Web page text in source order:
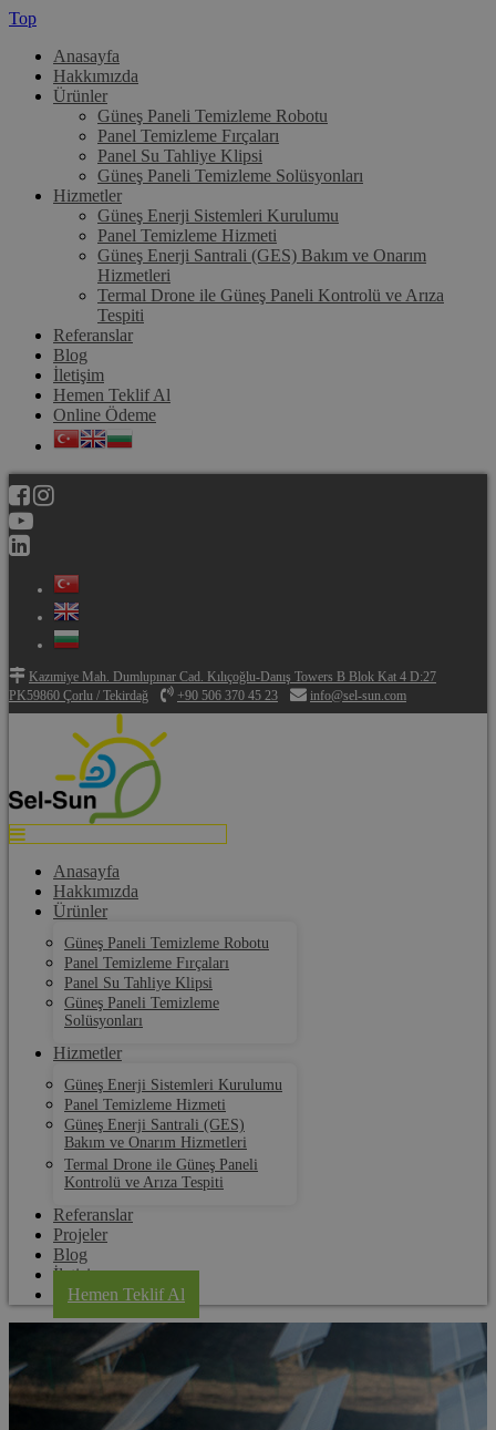
Top
Anasayfa
Hakkımızda
Ürünler
Güneş Paneli Temizleme Robotu
Panel Temizleme Fırçaları
Panel Su Tahliye Klipsi
Güneş Paneli Temizleme Solüsyonları
Hizmetler
Güneş Enerji Sistemleri Kurulumu
Panel Temizleme Hizmeti
Güneş Enerji Santrali (GES) Bakım ve Onarım
Hizmetleri
Termal Drone ile Güneş Paneli Kontrolü ve Arıza
Tespiti
Referanslar
Blog
İletişim
Hemen Teklif Al
Online Ödeme
Kazımiye Mah. Dumlupınar Cad. Kılıçoğlu-Danış Towers B Blok Kat 4 D:27
PK59860 Çorlu / Tekirdağ
+90 506 370 45 23 info@sel-sun.com
Anasayfa
Hakkımızda
Ürünler
Güneş Paneli Temizleme Robotu
Panel Temizleme Fırçaları
Panel Su Tahliye Klipsi
Güneş Paneli Temizleme
Solüsyonları
Hizmetler
Güneş Enerji Sistemleri Kurulumu
Panel Temizleme Hizmeti
Güneş Enerji Santrali (GES)
Bakım ve Onarım Hizmetleri
Termal Drone ile Güneş Paneli
Kontrolü ve Arıza Tespiti
Referanslar
Projeler
Blog
İletişim
Hemen Teklif Al